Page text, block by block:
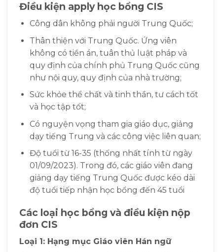
Điều kiện apply học bổng CIS
Công dân không phải người Trung Quốc;
Thân thiện với Trung Quốc. Ứng viên
không có tiền án, tuân thủ luật pháp và
quy định của chính phủ Trung Quốc cũng
như nội quy, quy định của nhà trường;
Sức khỏe thể chất và tinh thần, tư cách tốt
và học tập tốt;
Có nguyện vọng tham gia giáo dục, giảng
dạy tiếng Trung và các công việc liên quan;
Độ tuổi từ 16-35 (thống nhất tính từ ngày
01/09/2023). Trong đó, các giáo viên đang
giảng dạy tiếng Trung Quốc được kéo dài
độ tuổi tiếp nhận học bổng đến 45 tuổi
Các loại học bổng và điều kiện nộp
đơn CIS
Loại 1: Hạng mục Giáo viên Hán ngữ